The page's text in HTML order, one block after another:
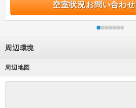
空室状況お問い合わせ
周辺環境
周辺地図